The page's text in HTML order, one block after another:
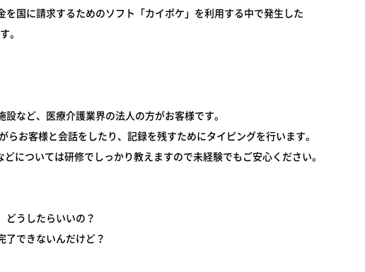
国に請求するためのソフト「カイポケ」を利用する中で発生した
。
など、医療介護業界の法人の方がお客様です。
らお客様と会話をしたり、記録を残すためにタイピングを行います。
については研修でしっかり教えますので未経験でもご安心ください。
どうしたらいいの？
了できないんだけど？